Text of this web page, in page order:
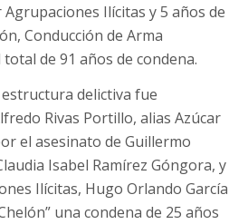
Ilícitas y 5 años de
Conducción de Arma
de 91 años de condena.
delictiva fue
Rivas Portillo, alias Azúcar
el asesinato de Guillermo
Isabel Ramírez Góngora, y
Ilícitas, Hugo Orlando García
una condena de 25 años